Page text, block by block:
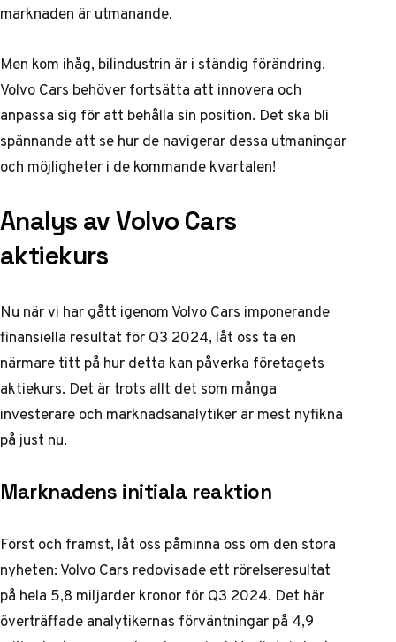
marknaden är utmanande.
Men kom ihåg, bilindustrin är i ständig förändring.
Volvo Cars behöver fortsätta att innovera och
anpassa sig för att behålla sin position. Det ska bli
spännande att se hur de navigerar dessa utmaningar
och möjligheter i de kommande kvartalen!
Analys av Volvo Cars
aktiekurs
Nu när vi har gått igenom Volvo Cars imponerande
finansiella resultat för Q3 2024, låt oss ta en
närmare titt på hur detta kan påverka företagets
aktiekurs. Det är trots allt det som många
investerare och marknadsanalytiker är mest nyfikna
på just nu.
Marknadens initiala reaktion
Först och främst, låt oss påminna oss om den stora
nyheten: Volvo Cars redovisade ett rörelseresultat
på hela 5,8 miljarder kronor för Q3 2024. Det här
överträffade analytikernas förväntningar på 4,9